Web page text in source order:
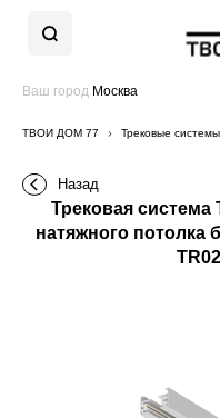
Ваш город Москва
ТВОЙ ДОМ 77 Трековые системы
Назад
Трековая
натяжного потолка